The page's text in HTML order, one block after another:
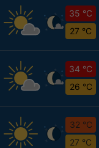
35 °C
27 °C
34 °C
26 °C
32 °C
27 °C